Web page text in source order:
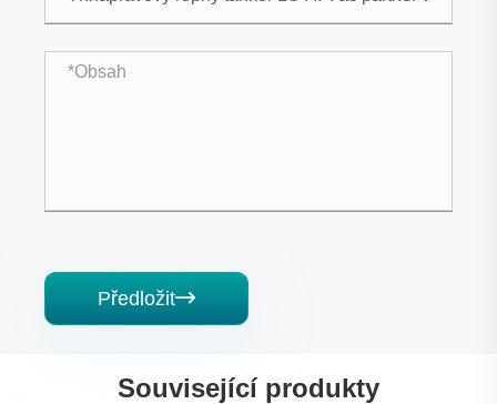
Předložit
Související produkty